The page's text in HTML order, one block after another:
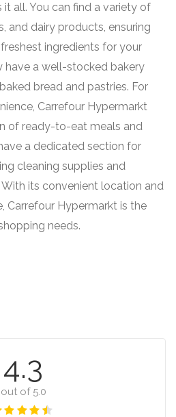
it all. You can find a variety of
and dairy products, ensuring
ingredients for your
have a well-stocked bakery
bread and pastries. For
Carrefour Hypermarkt
of ready-to-eat meals and
a dedicated section for
cleaning supplies and
its convenient location and
Carrefour Hypermarkt is the
needs.
4.3
out of 5.0